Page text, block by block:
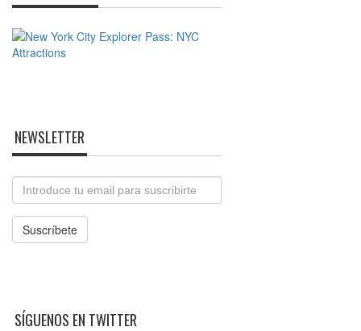
NEWSLETTER
Email
Suscríbete
SÍGUENOS EN TWITTER